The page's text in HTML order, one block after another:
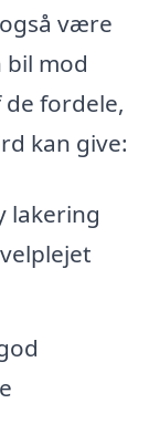
være
mod
fordele,
kan give:
lakering